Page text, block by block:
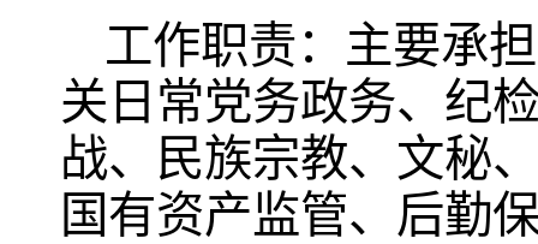
工作职责：主要承
关日常党务政务、纪
战、民族宗教、文秘
国有资产监管、后勤